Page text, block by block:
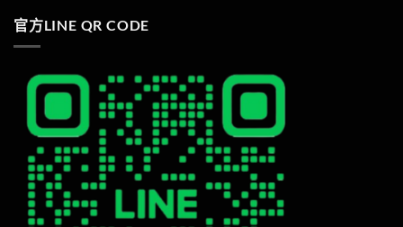
官方LINE QR CODE